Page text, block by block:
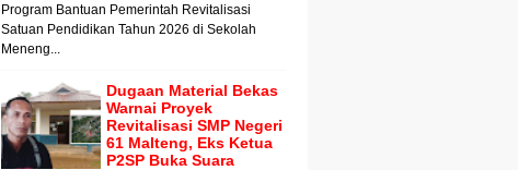
Program Bantuan Pemerintah Revitalisasi
Satuan Pendidikan Tahun 2026 di Sekolah
Meneng...
Dugaan Material Bekas
Warnai Proyek
Revitalisasi SMP Negeri
61 Malteng, Eks Ketua
P2SP Buka Suara